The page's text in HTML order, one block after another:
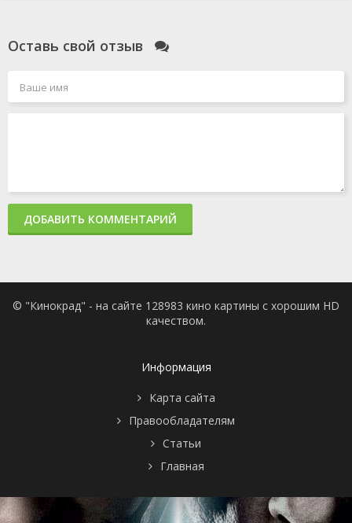
Оставь свой отзыв
ДОБАВИТЬ КОММЕНТАРИЙ
© "Кинокрад" - на сайте 128983 кино картины с хорошим HD
качеством.
Информация
Карта сайта
Правообладателям
Статьи
Главная